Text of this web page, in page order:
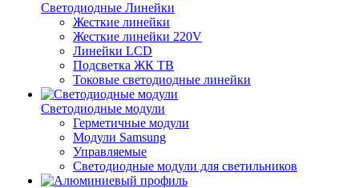
Светодиодные Линейки
Жесткие линейки
Жесткие линейки 220V
Линейки LCD
Подсветка ЖК ТВ
Токовые светодиодные линейки
Светодиодные модули
Герметичные модули
Модули Samsung
Управляемые
Светодиодные модули для светильников